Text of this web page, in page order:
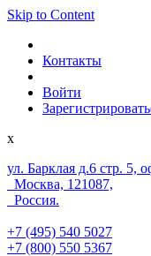
Skip to Content
Контакты
Войти
x
ул. Барклая д.6 стр. 5,
Москва, 121087,
Россия.
+7 (495) 540 5027
+7 (800) 550 5367